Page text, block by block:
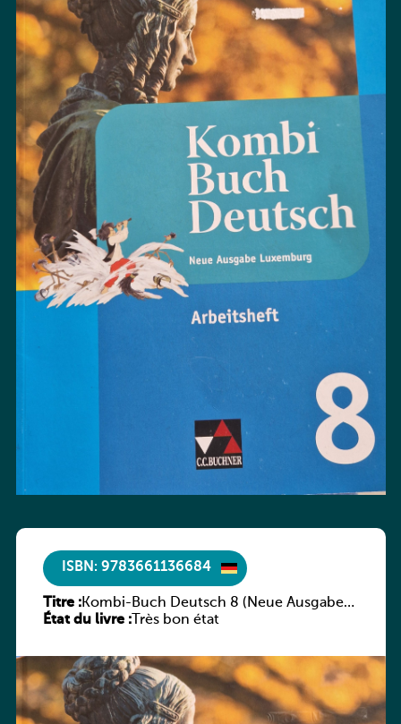
ISBN: 9783661136684
Titre :Kombi-Buch Deutsch 8 (Neue Ausgabe
Luxemburg)
État du livre :Très bon état